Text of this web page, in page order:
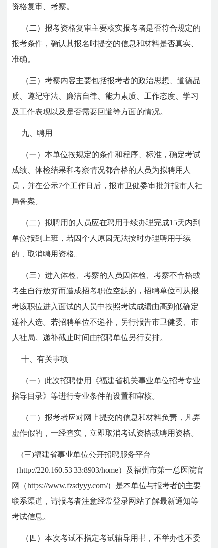
资格复审、考察。
（二）报考资格复审主要核实报考者是否符合规定的
报考条件，确认其报名时提交的信息和材料是否真实、
准确。
（三）考察内容主要包括报考者的政治思想、道德品
质、遵纪守法、廉洁自律、能力素质、工作态度、学习
及工作表现以及是否需要回避等方面的情况。
九、聘用
（一）本单位按规定的条件和程序、标准，确定考试
成绩、体检结果和考察情况都合格的人员为拟聘用人
员，并在公示7个工作日后，报市卫健委审批并报市人社
局备案。
（二）拟聘用的人员应在聘用手续办理完成15天内到
单位报到上班，若因个人原因无法按时办理聘用手续
的，取消聘用资格。
（三）进入体检、考察的人员因体检、考察不合格或
考生自行放弃而造成招考职位空缺的，招聘单位可从报
考该职位进入面试的人员中按照考试成绩由高到低确定
递补人选。若招聘单位不递补，另行报告市卫健委、市
人社局。递补截止时间由招聘单位另行安排。
十、有关事项
（一）此次招聘使用《福建省机关事业单位招考专业
指导目录》等进行专业条件的设置和审核。
（二）报考者应对网上提交的信息和材料负责，凡弄
虚作假的，一经查实，立即取消考试资格或聘用资格。
(三)福建省事业单位公开招聘服务平台
（http://220.160.53.33:8903/home）及福州市第一总医院官
网（https://www.fzsdyyy.com/）是本单位与报考者的主要
联系渠道，请报考者注意经常登录网站了解最新通知等
考试信息。
（四）本次考试不指定考试辅导用书，不举办也不委